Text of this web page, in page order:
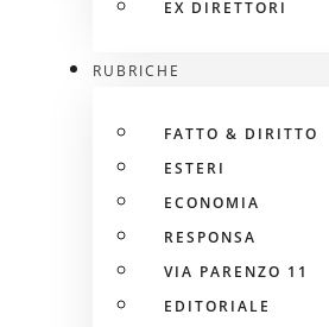
EX DIRETTORI
RUBRICHE
FATTO & DIRITTO
ESTERI
ECONOMIA
RESPONSA
VIA PARENZO 11
EDITORIALE